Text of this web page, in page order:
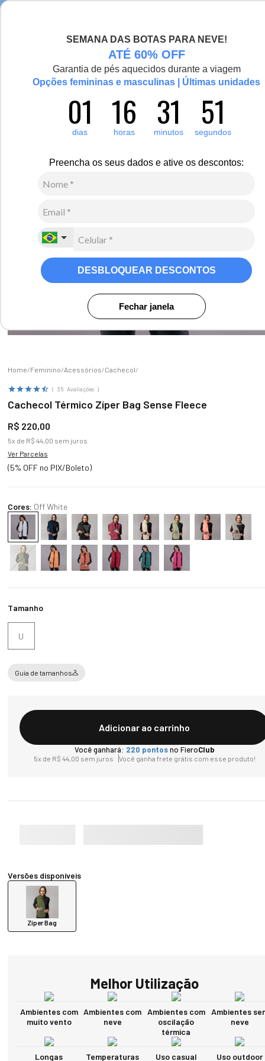
SEMANA DAS BOTAS PARA NEVE!
ATÉ 60% OFF
Garantia de pés aquecidos durante a viagem
Opções femininas e masculinas | Últimas unidades
01
dias 16
horas 31
minutos 50
segundos
Preencha os seus dados e ative os descontos:
DESBLOQUEAR DESCONTOS
Fechar janela
Vídeo
Feminino Acessórios Cachecol
35 Avaliações
Cachecol Térmico Zíper Bag Sense Fleece
R$ 220,00
5x de R$ 44,00 sem juros
Ver Parcelas
(5% OFF no PIX/Boleto)
Cores: Off White
Tamanho
U
Guia de tamanhos
Adicionar ao carrinho
Você ganhará: 220 pontosno FieroClub
5x de R$ 44,00 sem juros Você ganha frete grátis com esse produto!
Versões disponíveis
Zíper Bag
Melhor Utilização
Ambientes com
muito vento
Ambientes com
neve
Ambientes com
oscilação
térmica
Ambientes
neve
Longas
Temperaturas
Uso casual Uso outdoor